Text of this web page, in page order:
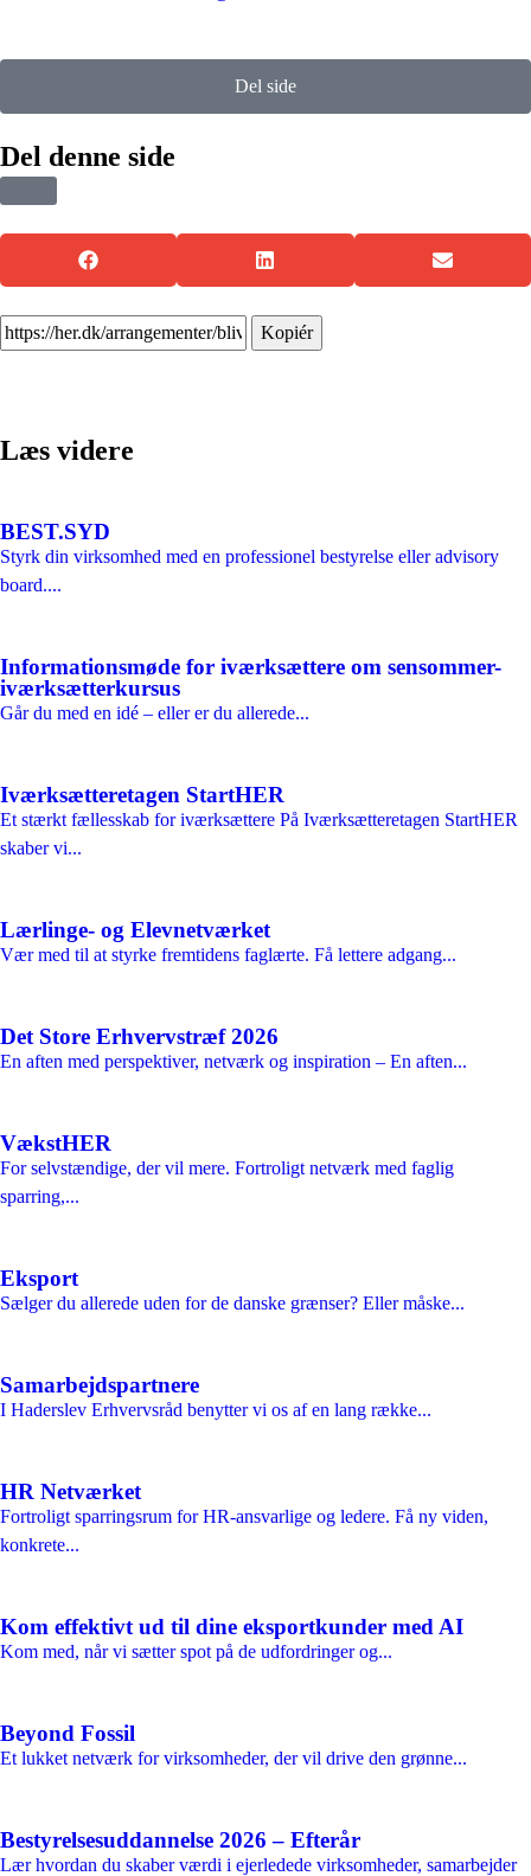
Del side
Del denne side
Kopiér
Læs videre
BEST.SYD
Styrk din virksomhed med en professionel bestyrelse eller advisory
board....
Informationsmøde for iværksættere om sensommer-
iværksætterkursus
Går du med en idé – eller er du allerede...
Iværksætteretagen StartHER
Et stærkt fællesskab for iværksættere På Iværksætteretagen StartHER
skaber vi...
Lærlinge- og Elevnetværket
Vær med til at styrke fremtidens faglærte. Få lettere adgang...
Det Store Erhvervstræf 2026
En aften med perspektiver, netværk og inspiration – En aften...
VækstHER
For selvstændige, der vil mere. Fortroligt netværk med faglig
sparring,...
Eksport
Sælger du allerede uden for de danske grænser? Eller måske...
Samarbejdspartnere
I Haderslev Erhvervsråd benytter vi os af en lang række...
HR Netværket
Fortroligt sparringsrum for HR-ansvarlige og ledere. Få ny viden,
konkrete...
Kom effektivt ud til dine eksportkunder med AI
Kom med, når vi sætter spot på de udfordringer og...
Beyond Fossil
Et lukket netværk for virksomheder, der vil drive den grønne...
Bestyrelsesuddannelse 2026 – Efterår
Lær hvordan du skaber værdi i ejerledede virksomheder, samarbejder